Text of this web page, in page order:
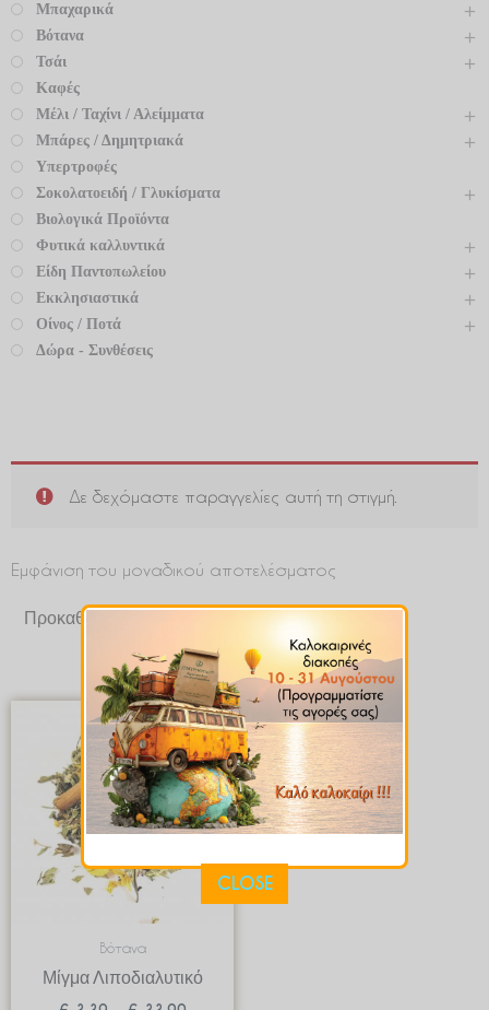
Μπαχαρικά
Βότανα
Τσάι
Καφές
Μέλι / Ταχίνι / Αλείμματα
Μπάρες / Δημητριακά
Υπερτροφές
Σοκολατοειδή / Γλυκίσματα
Βιολογικά Προϊόντα
Φυτικά καλλυντικά
Είδη Παντοπωλείου
Εκκλησιαστικά
Οίνος / Ποτά
Δώρα - Συνθέσεις
Δε δεχόμαστε παραγγελίες αυτή τη στιγμή.
Εμφάνιση του μοναδικού αποτελέσματος
Βότανα
Μίγμα Λιποδιαλυτικό
Price
range:
€ 3.39
through
€ 33.90
CLOSE